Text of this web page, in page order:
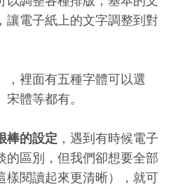
讓電子紙上的文字調整到對
，裡面有五種字體可以選
體等都有。
棒的設定 ，遇到有時候電子
的區別，但我們卻想要全部
樣閱讀起來更清晰），就可